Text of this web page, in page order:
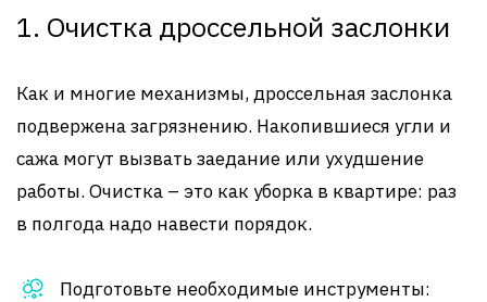
1. Очистка дроссельной заслонки
Как и многие механизмы, дроссельная заслонка
подвержена загрязнению. Накопившиеся угли и
сажа могут вызвать заедание или ухудшение
работы. Очистка – это как уборка в квартире: раз
в полгода надо навести порядок.
Подготовьте необходимые инструменты: